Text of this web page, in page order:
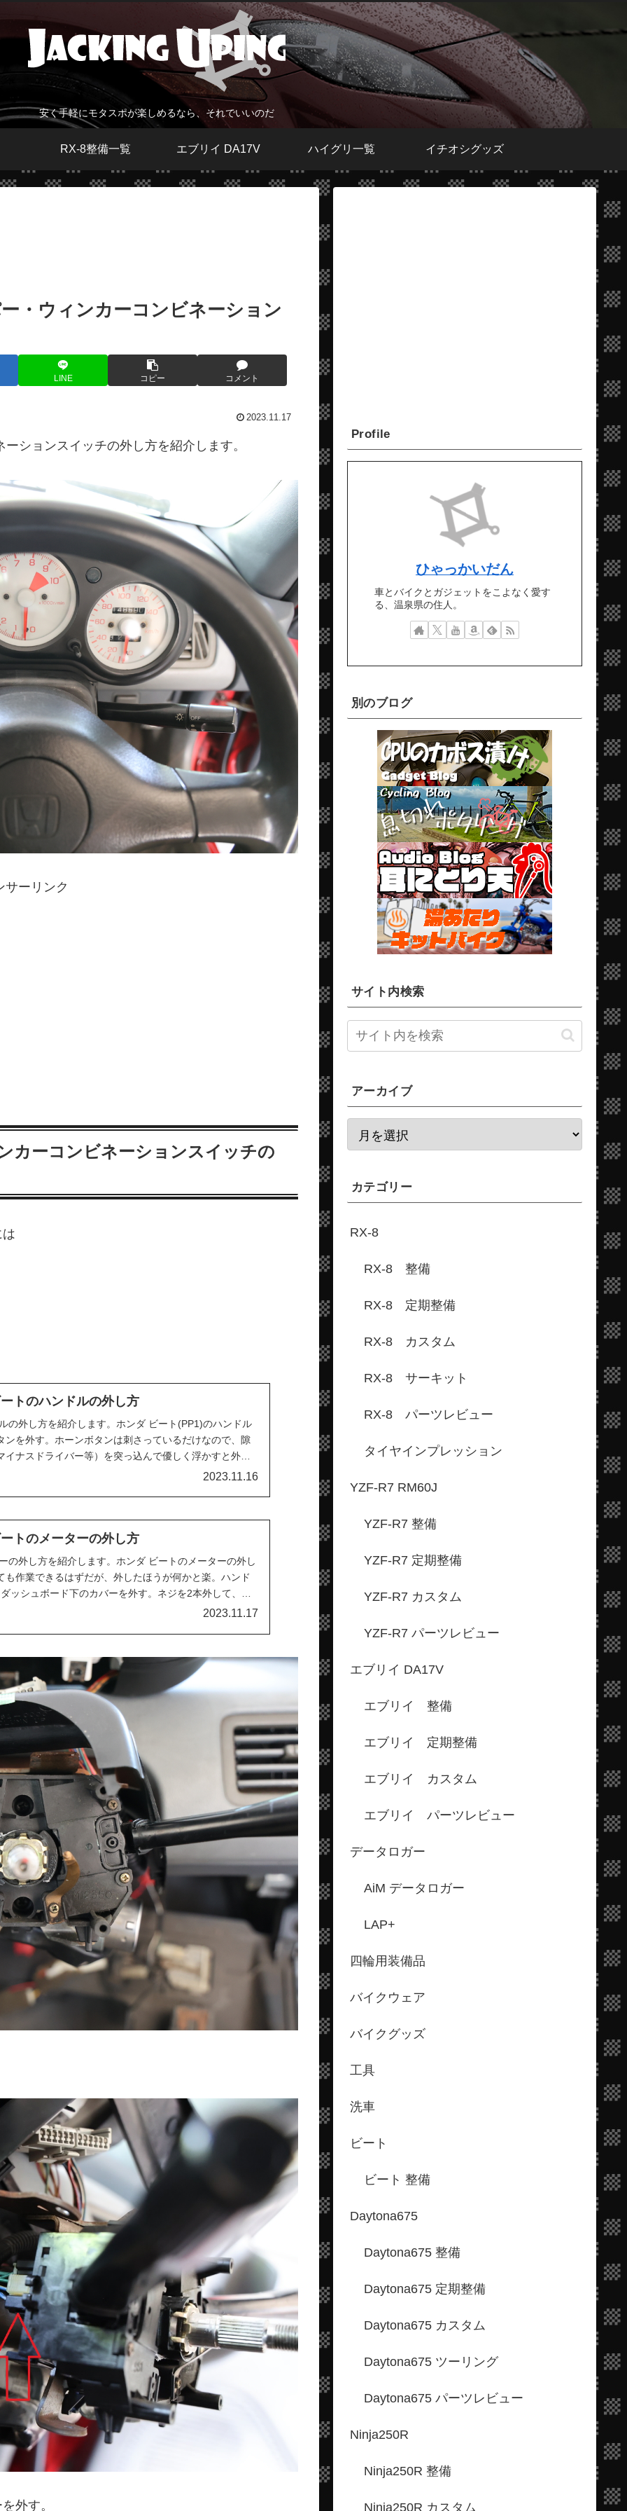
安く手軽にモタスポが楽しめるなら、それでいいのだ
RX-8整備一覧 エブリイ DA17V ハイグリ一覧 イチオシグッズ
・ウィンカーコンビネーション
LINE コピー コメント
2023.11.17
ションスイッチの外し方を紹介します。
サーリンク
カーコンビネーションスイッチの
トのハンドルの外し方
の外し方を紹介します。ホンダ ビート(PP1)のハンドル
ンを外す。ホーンボタンは刺さっているだけなので、隙
イナスドライバー等）を突っ込んで優しく浮かすと外れ
2023.11.16
トのメーターの外し方
の外し方を紹介します。ホンダ ビートのメーターの外し
も作業できるはずだが、外したほうが何かと楽。ハンド
ッシュボード下のカバーを外す。ネジを2本外して、裏
2023.11.17
外す。
Profile
ひゃっかいだん
車とバイクとガジェットをこよなく愛す
る、温泉県の住人。
別のブログ
サイト内検索
アーカイブ
カテゴリー
RX-8
RX-8 整備
RX-8 定期整備
RX-8 カスタム
RX-8 サーキット
RX-8 パーツレビュー
タイヤインプレッション
YZF-R7 RM60J
YZF-R7 整備
YZF-R7 定期整備
YZF-R7 カスタム
YZF-R7 パーツレビュー
エブリイ DA17V
エブリイ 整備
エブリイ 定期整備
エブリイ カスタム
エブリイ パーツレビュー
データロガー
AiM データロガー
LAP+
四輪用装備品
バイクウェア
バイクグッズ
工具
洗車
ビート
ビート 整備
Daytona675
Daytona675 整備
Daytona675 定期整備
Daytona675 カスタム
Daytona675 ツーリング
Daytona675 パーツレビュー
Ninja250R
Ninja250R 整備
Ninja250R カスタム